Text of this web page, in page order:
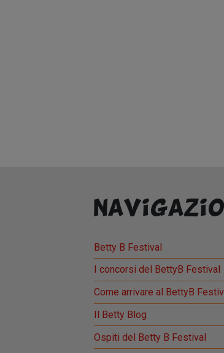
Betty B Festival
I concorsi del BettyB Festival
Come arrivare al BettyB
Il Betty Blog
Ospiti del Betty B Festival